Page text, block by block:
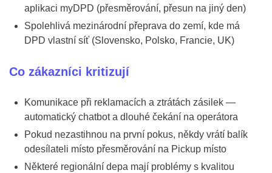
aplikaci myDPD (přesměrování, přesun na jiný den)
Spolehlivá mezinárodní přeprava do zemí, kde má
DPD vlastní síť (Slovensko, Polsko, Francie, UK)
Co zákazníci kritizují
Komunikace při reklamacích a ztrátách zásilek —
automatický chatbot a dlouhé čekání na operátora
Pokud nezastihnou na první pokus, někdy vrátí balík
odesílateli místo přesměrování na Pickup místo
Některé regionální depa mají problémy s kvalitou